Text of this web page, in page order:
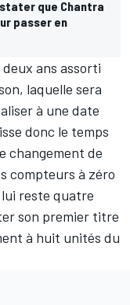
que Chantra
passer en
ans assorti
laquelle sera
à une date
donc le temps
changement de
compteurs à zéro
reste quatre
son premier titre
à huit unités du